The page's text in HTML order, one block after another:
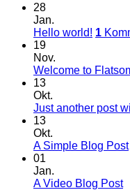
28
Jan.
Hello world! 1
19
Nov.
Welcome to
13
Okt.
Just another post
13
Okt.
A Simple Blog Post
01
Jan.
A Video Blog Post